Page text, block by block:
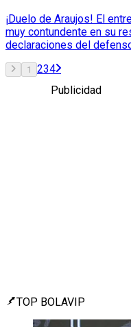
¡Duelo de Araujos! El
muy contundente en su
declaraciones del
1 234
Publicidad
TOP BOLAVIP